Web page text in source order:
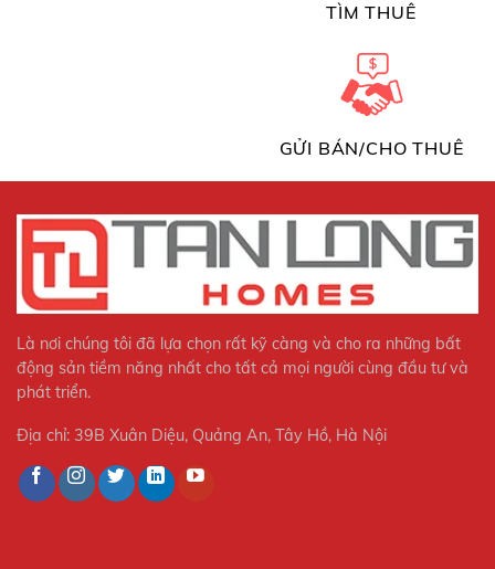
TÌM THUÊ
GỬI BÁN/CHO THUÊ
Là nơi chúng tôi đã lựa chọn rất kỹ càng và cho ra những bất
động sản tiềm năng nhất cho tất cả mọi người cùng đầu tư và
phát triển.
Địa chỉ: 39B Xuân Diệu, Quảng An, Tây Hồ, Hà Nội